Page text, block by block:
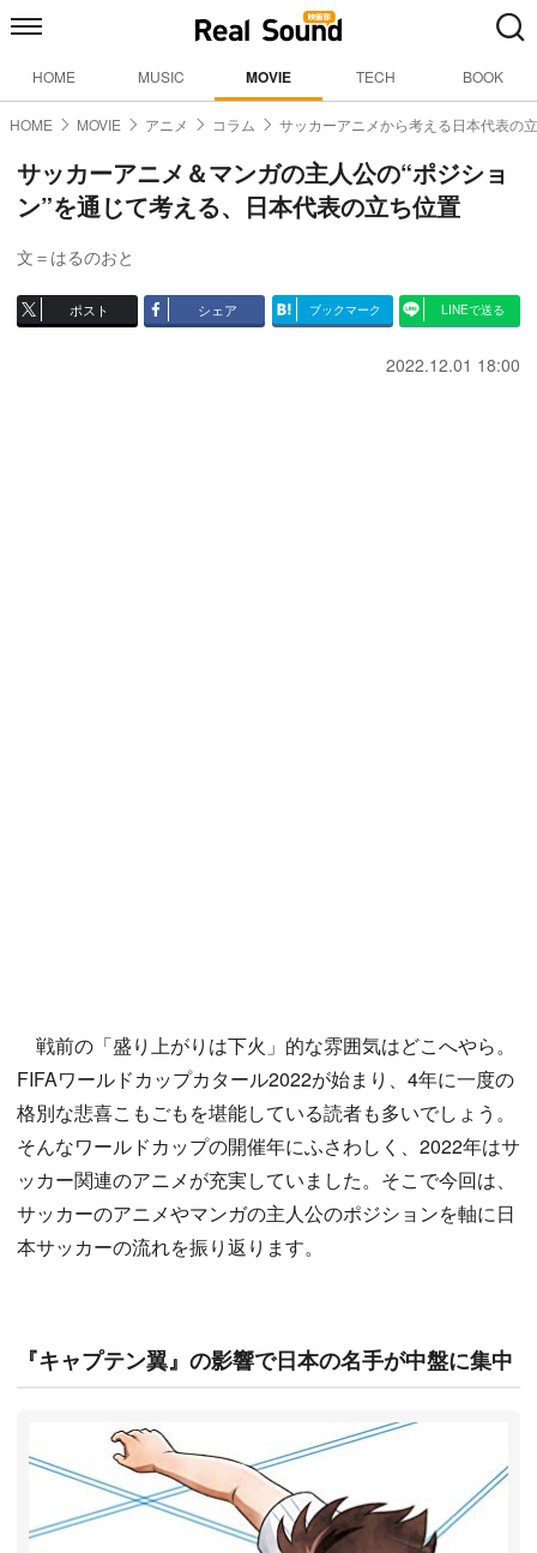
HOME MUSIC MOVIE TECH BOOK
HOME MOVIE アニメ コラム サッカーアニメから考える日本代表の
サッカーアニメ＆マンガの主人公の“ポジショ
ン”を通じて考える、日本代表の立ち位置
文＝はるのおと
ポスト シェア ブックマーク LINEで送る
2022.12.01 18:00
戦前の「盛り上がりは下火」的な雰囲気はどこへやら。
FIFAワールドカップカタール2022が始まり、4年に一度の
格別な悲喜こもごもを堪能している読者も多いでしょう。
そんなワールドカップの開催年にふさわしく、2022年はサ
ッカー関連のアニメが充実していました。そこで今回は、
サッカーのアニメやマンガの主人公のポジションを軸に日
本サッカーの流れを振り返ります。
『キャプテン翼』の影響で日本の名手が中盤に集中